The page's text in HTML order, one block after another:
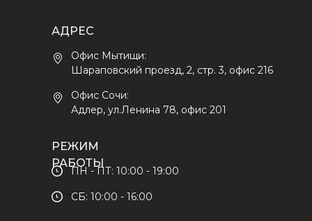
АДРЕС
Офис Мытищи:
Шараповский проезд, 2, стр. 3, офис 216
Офис Сочи:
Адлер, ул.Ленина 78, офис 201
РЕЖИМ
РАБОТЫ
ПН - ПТ: 10:00 - 19:00
СБ: 10:00 - 16:00